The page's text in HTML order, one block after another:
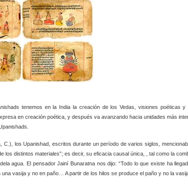
tenemos en la India la creación de los Vedas, visiones poéticas y
en creación poética, y después va avanzando hacia unidades más
C.), los Upanishad, escritos durante un período de varios siglos,
los distintos materiales”; es decir, su eficacia causal única, , tal como la
agua. El pensador Jainí Bunaratna nos dijo: “Todo lo que existe ha
vasija y no en paño… A partir de los hilos se produce el paño y no la